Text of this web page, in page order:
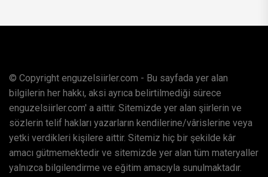
© Copyright enguzelsiirler.com - Bu sayfada yer alan
bilgilerin her hakkı, aksi ayrıca belirtilmediği sürece
enguzelsiirler.com' a aittir. Sitemizde yer alan şiirlerin ve
sözlerin telif hakları yazarların kendilerine/vârislerine veya
yetki verdikleri kişilere aittir. Sitemiz hiç bir şekilde kâr
amacı gütmemektedir ve sitemizde yer alan tüm materyaller
yalnızca bilgilendirme ve eğitim amacıyla sunulmaktadır.